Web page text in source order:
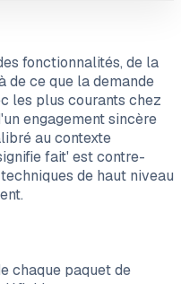
fonctionnalités, de la
de ce que la demande
les plus courants chez
engagement sincère
au contexte
fait' est contre-
de haut niveau
chaque paquet de